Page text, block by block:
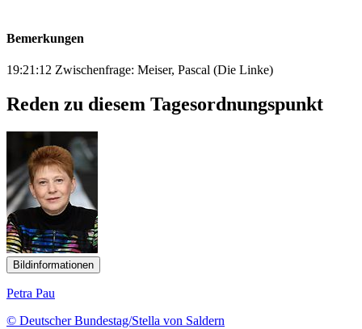
Bemerkungen
19:21:12 Zwischenfrage: Meiser, Pascal (Die Linke)
Reden zu diesem Tagesordnungspunkt
Bildinformationen
Petra Pau
© Deutscher Bundestag/Stella von Saldern